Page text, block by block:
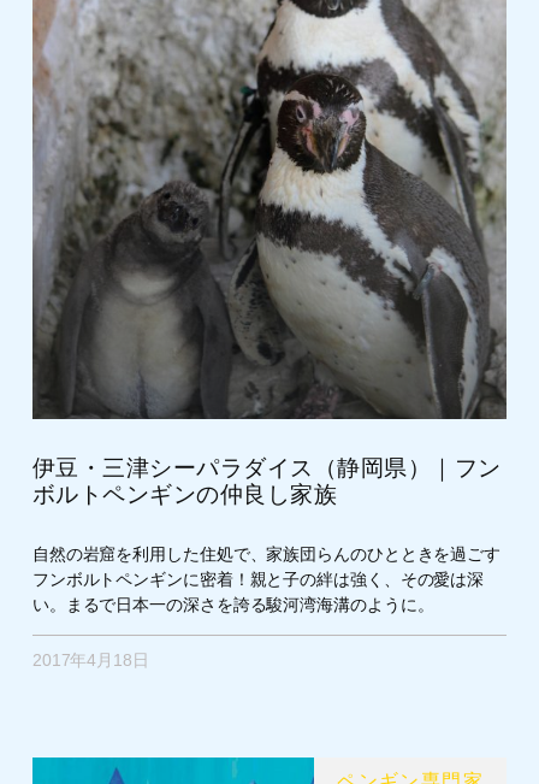
伊豆・三津シーパラダイス（静岡県）｜フン
ボルトペンギンの仲良し家族
自然の岩窟を利用した住処で、家族団らんのひとときを過ごす
フンボルトペンギンに密着！親と子の絆は強く、その愛は深
い。まるで日本一の深さを誇る駿河湾海溝のように。
2017年4月18日